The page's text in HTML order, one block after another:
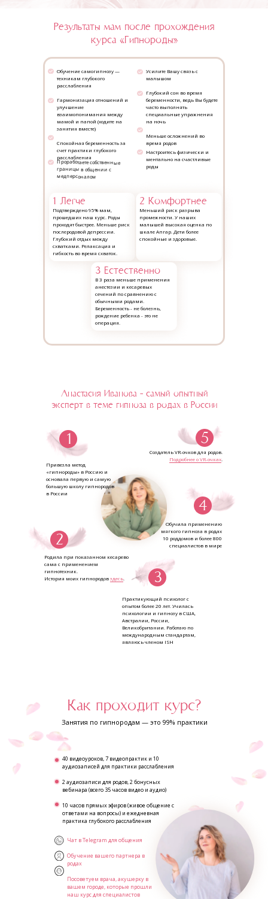
2 Комфортнее
Меньший риск разрыва
промежности. У наших
малышей высокая оценка по
шкале Апгар. Дети более
спокойные и здоровые.
3 Естественно
В 3 раза меньше применения
анестезии и кесаревых
сечений по сравнению с
обычными родами.
Беременность - не болезнь,
рождение ребенка - это не
операция.
1 Легче
Подтверждено 95% мам,
прошедших наш курс. Роды
проходят быстрее. Меньше риск
послеродовой депрессии.
Глубокий отдых между
схватками. Релаксация и
гибкость во время схваток.
Усилите Вашу связь с
малышом
Глубокий сон во время
беременности, ведь Вы будете
часто выполнять
специальные упражнения
на ночь
Меньше осложнений во
время родов
Настроитесь физически и
ментально на счастливые
роды
Обучение самогипнозу —
техникам глубокого
расслабления
Гармонизация отношений и
улучшение
взаимопонимания между
мамой и папой (ходите на
занятия вместе)
Спокойная беременность за
счет практики глубокого
расслабления
Проработаете собственные
границы в общении с
медперсоналом
Результаты мам после прохождения
курса «Гипнороды»
1
2
4
5
3
Анастасия Иванова – самый опытный
эксперт в теме гипноза в родах в России
Привезла метод
«гипнороды» в Россию и
основала первую и самую
большую школу гипнородов
в России
Родила при показанном кесарево
сама с применением
гипнотехник.
История моих гипнородовздесь
Практикующий психолог с
опытом более 20 лет. Училась
психологии и гипнозу в США,
Австралии, России,
Великобритании. Работаю по
международным стандартам,
являюсь членом ISH
Создатель VR-очков для родов.
Подробнее о VR-очках
Обучила применению
мягкого гипноза в родах
10 роддомов и более 800
специалистов в мире
40 видеоуроков, 7 видеопрактик и 10
аудиозаписей для практики расслабления
2 аудиозаписи для родов, 2 бонусных
вебинара (всего 35 часов видео и аудио)
10 часов прямых эфиров (живое общение с
ответами на вопросы) и ежедневная
практика глубокого расслабления
Чат в Telegram для общения
Обучение вашего партнера в
родах
Посоветуем врача, акушерку в
вашем городе, которые прошли
наш курс для специалистов
Как проходит курс?
Занятия по гипнородам — это 99% практики
Образовательная программа